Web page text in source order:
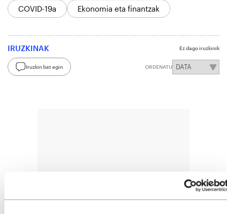
COVID-19a
Ekonomia eta finantzak
IRUZKINAK Ez dago iruzkinik
Iruzkin bat egin ORDENATU